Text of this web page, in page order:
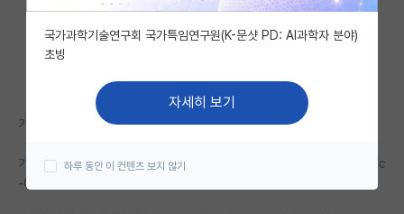
자유 게시판(아무개랩)
미국 유학 게시판
미국 대학원 합격 후기 게시판
대학원생 모집 게시판
연구실(PI) 홍보 게시판
기업명: 한화파워㈜
기업정보 URL: https://www.jobkorea.co.kr/Recruit/Co_Read/C/c
-037969
국가과학기술연구회 국가특임연구원(K-문샷 PD: AI과학자 분야)
초빙
자세히 보기
하루 동안 이 컨텐츠 보지 않기